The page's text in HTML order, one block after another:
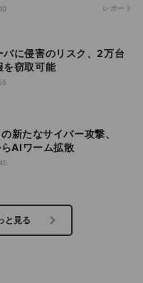
レポート
バに侵害のリスク、2万台
を窃取可能
新たなサイバー攻撃、
AIワーム拡散
と見る